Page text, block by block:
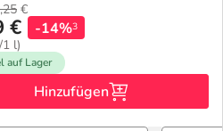
€
€
l)
-14%3
auf Lager
Hinzufügen